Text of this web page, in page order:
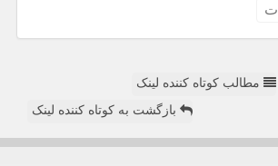
مطالب کوتاه کننده لینک
بازگشت به کوتاه کننده لینک